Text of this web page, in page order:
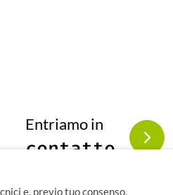
Entriamo in
contatto
e, previo tuo consenso,